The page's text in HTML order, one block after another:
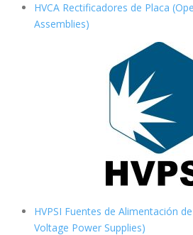
HVCA Rectificadores de Placa
Assemblies)
HVPSI Fuentes de Alimentación
Voltage Power Supplies)